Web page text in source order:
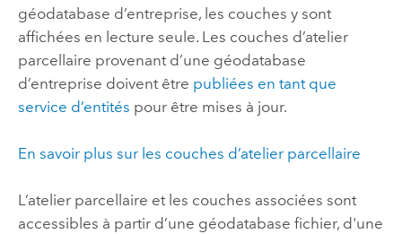
géodatabase d’entreprise, les couches y sont
affichées en lecture seule. Les couches d’atelier
parcellaire provenant d’une géodatabase
d’entreprise doivent être publiées en tant que
service d’entités pour être mises à jour.
En savoir plus sur les couches d’atelier parcellaire
L’atelier parcellaire et les couches associées sont
accessibles à partir d’une géodatabase fichier, d'une